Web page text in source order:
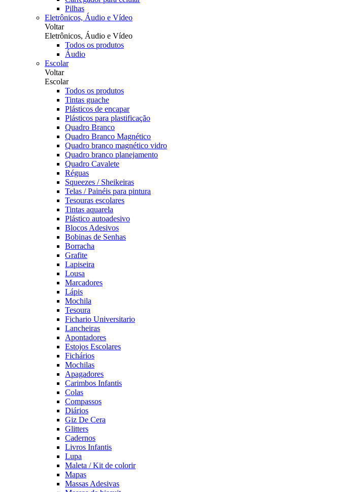
Pilhas
Eletrônicos, Áudio e Vídeo
Voltar
Eletrônicos, Áudio e Vídeo
Todos os produtos
Áudio
Escolar
Voltar
Escolar
Todos os produtos
Tintas guache
Plásticos de encapar
Plásticos para plastificação
Quadro Branco
Quadro Branco Magnético
Quadro branco magnético vidro
Quadro branco planejamento
Quadro Cavalete
Réguas
Squeezes / Sheikeiras
Telas / Painéis para pintura
Tesouras escolares
Tintas aquarela
Plástico autoadesivo
Blocos Adesivos
Bobinas de Senhas
Borracha
Grafite
Lapiseira
Lousa
Marcadores
Lápis
Mochila
Tesoura
Fichario Universitario
Lancheiras
Apontadores
Estojos Escolares
Fichários
Mochilas
Apagadores
Carimbos Infantis
Colas
Compassos
Diários
Giz De Cera
Glitters
Cadernos
Livros Infantis
Lupa
Maleta / Kit de colorir
Mapas
Massas Adesivas